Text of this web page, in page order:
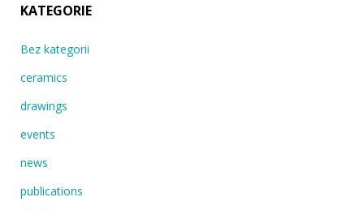
KATEGORIE
Bez kategorii
ceramics
drawings
events
news
publications